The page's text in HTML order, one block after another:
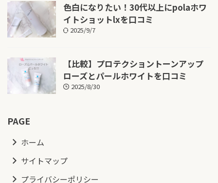
色白になりたい！30代以上にpolaホワ
イトショットlxを口コミ
2025/9/7
【比較】プロテクショントーンアップ
ローズとパールホワイトを口コミ
2025/8/30
PAGE
ホーム
サイトマップ
プライバシーポリシー